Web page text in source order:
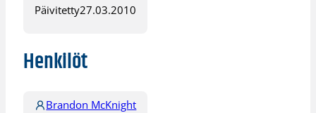
Päivitetty27.03.2010
Henkilöt
Brandon McKnight